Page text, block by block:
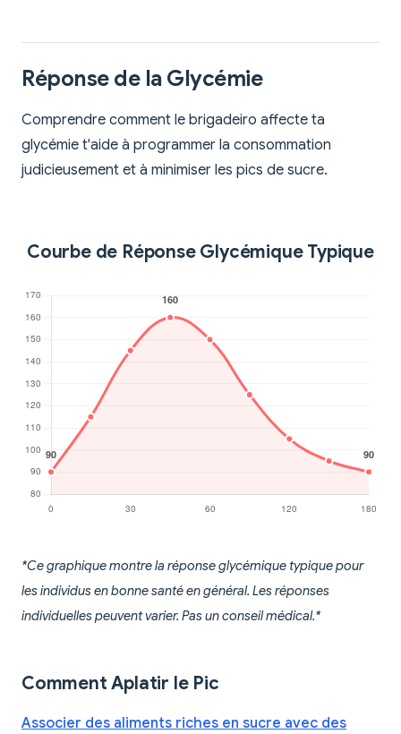
Réponse de la Glycémie
Comprendre comment le brigadeiro affecte ta
glycémie t'aide à programmer la consommation
judicieusement et à minimiser les pics de sucre.
Courbe de Réponse Glycémique Typique
*Ce graphique montre la réponse glycémique typique pour
les individus en bonne santé en général. Les réponses
individuelles peuvent varier. Pas un conseil médical.*
Comment Aplatir le Pic
Associer des aliments riches en sucre avec des